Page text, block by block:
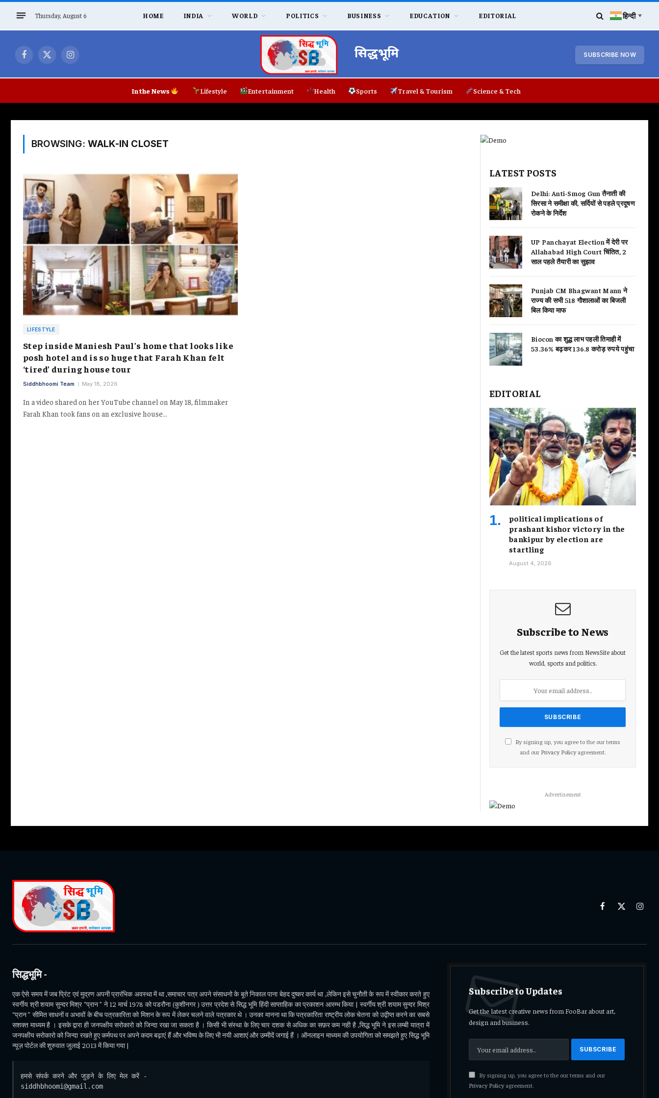
Thursday, August 6 HOME INDIA WORLD POLITICS BUSINESS EDUCATION EDITORIAL हिन्दी ▼
Facebook
X
Instagram सिद्धभूमि SUBSCRIBE NOW
In the News Lifestyle Entertainment Health Sports Travel & Tourism Science & Tech
BROWSING: WALK-IN CLOSET
LIFESTYLE
Step inside Maniesh Paul’s home that looks like
posh hotel and is so huge that Farah Khan felt
‘tired’ during house tour
Siddhbhoomi Team May 18, 2026
In a video shared on her YouTube channel on May 18, filmmaker
Farah Khan took fans on an exclusive house…
LATEST POSTS
Delhi: Anti-Smog Gun तैनाती की
सिरसा ने समीक्षा की, सर्दियों से पहले प्रदूषण
रोकने के निर्देश
UP Panchayat Election में देरी पर
Allahabad High Court चिंतित, 2
साल पहले तैयारी का सुझाव
Punjab CM Bhagwant Mann ने
राज्य की सभी 518 गौशालाओं का बिजली
बिल किया माफ
Biocon का शुद्ध लाभ पहली तिमाही में
53.36% बढ़कर 136.8 करोड़ रुपये पहुंचा
EDITORIAL
political implications of
prashant kishor victory in the
bankipur by election are
startling
August 4, 2026
Subscribe to News
Get the latest sports news from NewsSite about
world, sports and politics.
By signing up, you agree to the our terms
and our Privacy Policyagreement.
Advertisement
Facebook
X
सिद्धभूमि -
एक ऐसे समय में जब प्रिंट एवं मुद्रण अपनी प्रारंभिक अवस्था में था ,समाचार पत्र अपने संसाधनो के बूते निकाल पाना बेहद दुष्कर कार्य था ,लेकिन इसे चुनौती के रूप में स्वीकार करते हुए
स्वर्गीय श्री शयाम सुन्दर मिश्र “प्रान ” ने 12 मार्च 1978 को पडरौना (कुशीनगर ) उत्तर प्रदेश से सिद्ध भूमि हिंदी साप्ताहिक का प्रकाशन आरम्भ किया | स्वर्गीय श्री शयाम सुन्दर मिश्र
“प्रान ” सीमित साधनों व अभावों के बीच पत्रकारिता को मिशन के रूप में लेकर चलने वाले पत्रकार थे । उनका मानना था कि पत्रकारिता राष्ट्रीय लोक चेतना को उद्वीप्त करने का सबसे
सशक्त माध्यम है । इसके द्वारा ही जनपक्षीय सरोकारो को जिन्दा रखा जा सकता है । किसी भी संस्था के लिए चार दशक से अधिक का सफ़र कम नही है ,सिद्ध भूमि ने इस लम्बी यात्रा में
जनपक्षीय सरोकारो को जिन्दा रखते हुए कर्मपथ पर अपने कदम बढ़ाएं हैं और भविष्य के लिए भी नयी आशाएं और उम्मीदें जगाई हैं । ऑनलाइन माध्यम की उपयोगिता को समझते हुए सिद्ध भूमि
न्यूज़ पोर्टल की शुरुवात जुलाई 2013 में किया गया |
हमसे संपर्क करने और जुड़ने के लिए मेल करें -
siddhbhoomi@gmail.com
Subscribe to Updates
Get the latest creative news from FooBar about art,
design and business.
By signing up, you agree to the our terms and our
Privacy Policyagreement.